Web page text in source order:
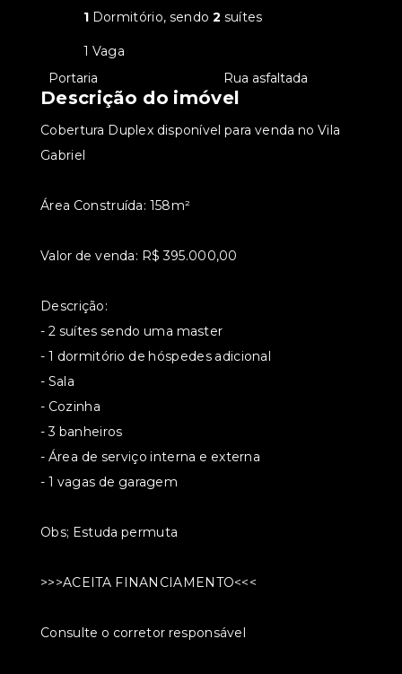
1 Dormitório, sendo 2 suítes
1 Vaga
Portaria Rua asfaltada
Descrição do imóvel
Cobertura Duplex disponível para venda no Vila
Gabriel
Área Construída: 158m²
Valor de venda: R$ 395.000,00
Descrição:
- 2 suítes sendo uma master
- 1 dormitório de hóspedes adicional
- Sala
- Cozinha
- 3 banheiros
- Área de serviço interna e externa
- 1 vagas de garagem
Obs; Estuda permuta
>>>ACEITA FINANCIAMENTO<<<
Consulte o corretor responsável